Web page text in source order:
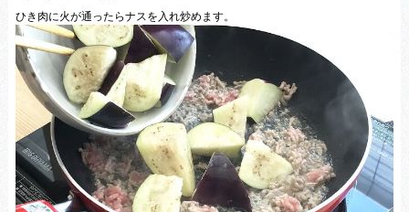
ひき肉に火が通ったらナスを入れ炒めます。